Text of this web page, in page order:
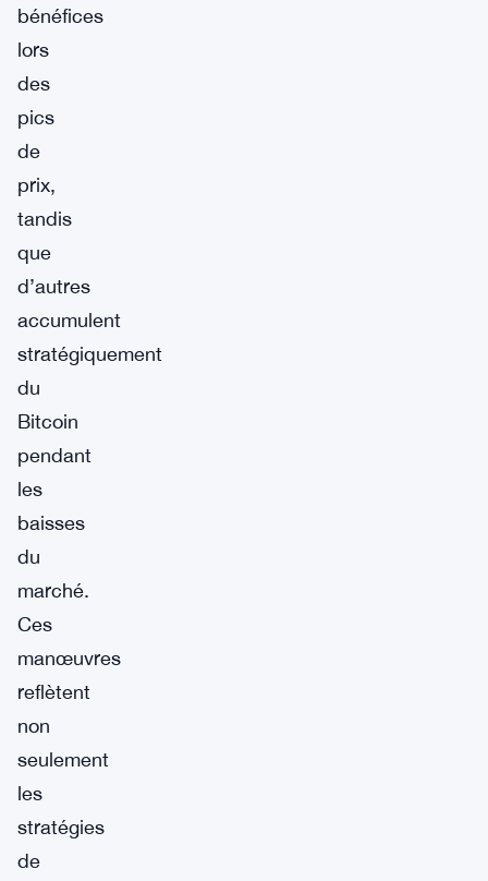
bénéfices
lors
des
pics
de
prix,
tandis
que
d’autres
accumulent
stratégiquement
du
Bitcoin
pendant
les
baisses
du
marché.
Ces
manœuvres
reflètent
non
seulement
les
stratégies
de